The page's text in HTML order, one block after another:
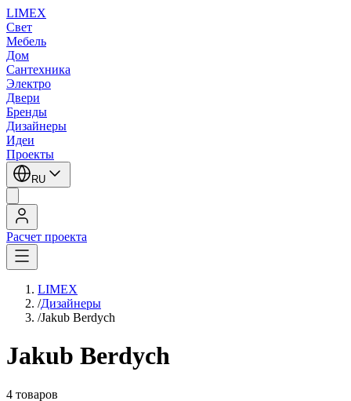
LIMEX
Свет
Мебель
Дом
Сантехника
Электро
Двери
Бренды
Дизайнеры
Идеи
Проекты
RU
Расчет проекта
LIMEX
/Дизайнеры
/Jakub Berdych
Jakub Berdych
4 товаров